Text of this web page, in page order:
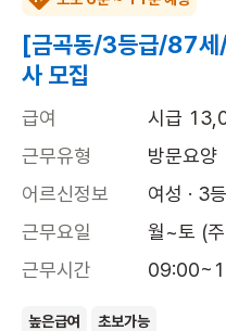
[금곡동/3등급/87세
사 모집
급여
시급
근무유형
방문요양
어르신정보
여성 · 3
근무요일
월~토 (
근무시간
높은급여 초보가능